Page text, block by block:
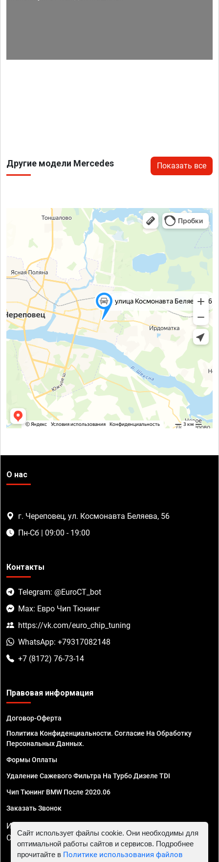
Другие модели Mercedes Показать все
О нас
г. Череповец, ул. Космонавта Беляева, 56
Пн-Сб | 09:00 - 19:00
Контакты
Telegram: @EuroCT_bot
Max: Евро Чип Тюнинг
https://vk.com/euro_chip_tuning
WhatsApp: +79317082148
+7 (8172) 76-73-14
Правовая информация
Договор-Оферта
Политика Конфиденциальности. Согласие На Обработку
Персональных Данных.
Формы Оплаты
Удаление Сажевого Фильтра На Турбо Дизеле TDI
Чип Тюнинг BMW После 2020.06
Заказать Звонок
ИП Смирнов Георгий Павлович. ИНН 781302555843,
ОГРНИП 324470400032610
Сайт использует файлы cookie. Они необходимы для
оптимальной работы сайтов и сервисов. Подробнее
прочитайте в Политике использования файлов